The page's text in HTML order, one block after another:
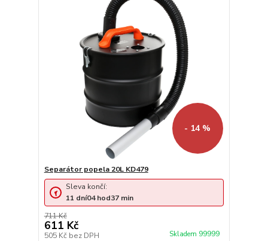
- 14 %
Separátor popela 20L KD479
711 Kč
611 Kč
505 Kč bez DPH Skladem 99999
Sleva končí:
11 dní04hod37 min